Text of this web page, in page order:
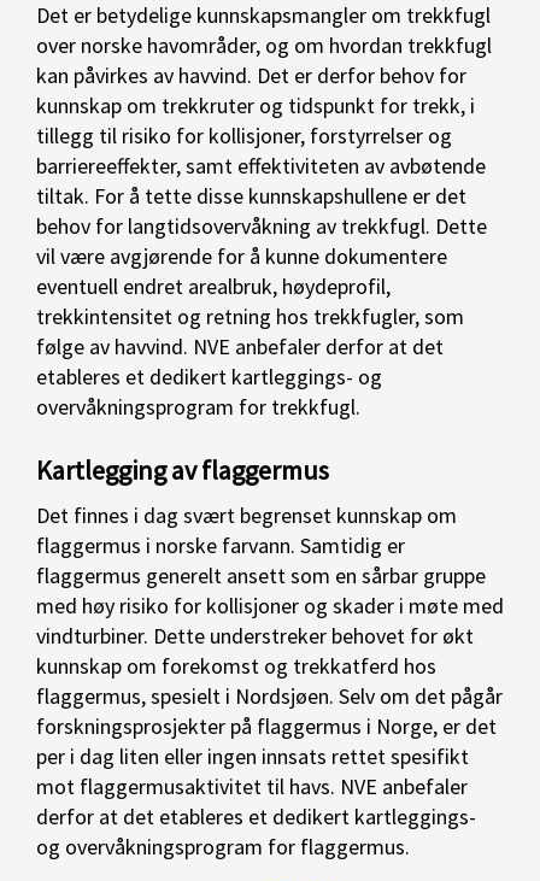
Det er betydelige kunnskapsmangler om trekkfugl
over norske havområder, og om hvordan trekkfugl
kan påvirkes av havvind. Det er derfor behov for
kunnskap om trekkruter og tidspunkt for trekk, i
tillegg til risiko for kollisjoner, forstyrrelser og
barriereeffekter, samt effektiviteten av avbøtende
tiltak. For å tette disse kunnskapshullene er det
behov for langtidsovervåkning av trekkfugl. Dette
vil være avgjørende for å kunne dokumentere
eventuell endret arealbruk, høydeprofil,
trekkintensitet og retning hos trekkfugler, som
følge av havvind. NVE anbefaler derfor at det
etableres et dedikert kartleggings- og
overvåkningsprogram for trekkfugl.
Kartlegging av flaggermus
Det finnes i dag svært begrenset kunnskap om
flaggermus i norske farvann. Samtidig er
flaggermus generelt ansett som en sårbar gruppe
med høy risiko for kollisjoner og skader i møte med
vindturbiner. Dette understreker behovet for økt
kunnskap om forekomst og trekkatferd hos
flaggermus, spesielt i Nordsjøen. Selv om det pågår
forskningsprosjekter på flaggermus i Norge, er det
per i dag liten eller ingen innsats rettet spesifikt
mot flaggermusaktivitet til havs. NVE anbefaler
derfor at det etableres et dedikert kartleggings-
og overvåkningsprogram for flaggermus.